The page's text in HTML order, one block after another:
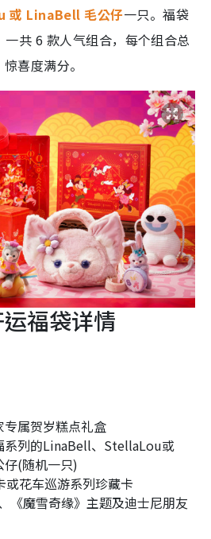
LinaBell 毛公仔一只。福袋
共 6 款人气组合，每个组合总
喜度满分。
福袋详情
属贺岁糕点礼盒
系列的LinaBell、StellaLou或
(随机一只)
或花车巡游系列珍藏卡
《魔雪奇缘》主题及迪士尼朋友